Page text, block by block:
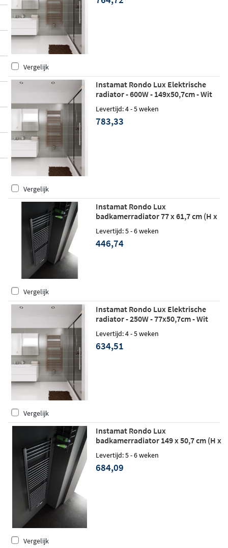
Vergelijk
Instamat Rondo Lux Elektrische
radiator - 600W - 149x50,7cm - Wit
Levertijd: 4 - 5 weken
783,33
Vergelijk
Instamat Rondo Lux
badkamerradiator 77 x 61,7 cm (H x
Levertijd: 5 - 6 weken
446,74
Vergelijk
Instamat Rondo Lux Elektrische
radiator - 250W - 77x50,7cm - Wit
Levertijd: 4 - 5 weken
634,51
Vergelijk
Instamat Rondo Lux
badkamerradiator 149 x 50,7 cm (H x
L) soft mat zwart
Levertijd: 5 - 6 weken
684,09
Vergelijk